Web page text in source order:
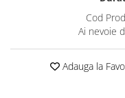
Cod
Ai nevoie
Adauga la